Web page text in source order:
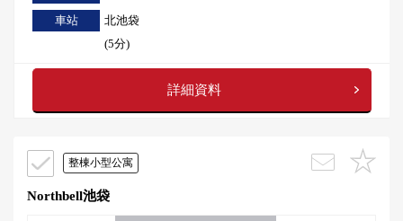
車站
北池袋
(5分)
詳細資料
整棟小型公寓
Northbell池袋